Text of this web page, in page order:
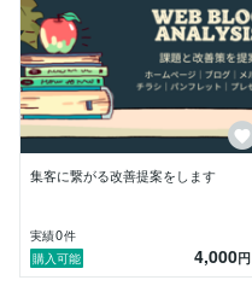
集客に繋がる改善提案をします
実績0件
購入可能
4,000円